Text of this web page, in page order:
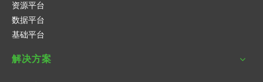
资源平台
数据平台
基础平台
解决方案